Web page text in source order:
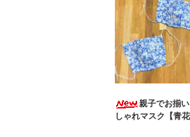
親子でお揃
しゃれマスク【青